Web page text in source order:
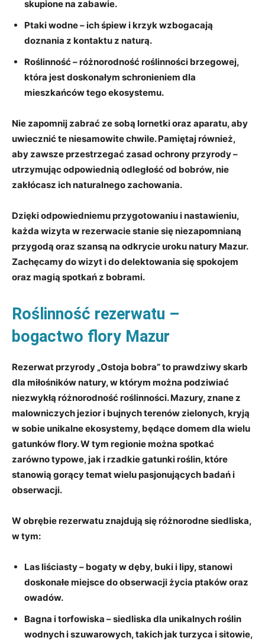
skupione na zabawie.
Ptaki wodne– ich śpiew i krzyk wzbogacają
doznania z kontaktu z naturą.
Roślinność– różnorodność roślinności brzegowej,
która jest doskonałym schronieniem dla
mieszkańców tego ekosystemu.
Nie zapomnij zabrać ze sobą lornetki oraz aparatu, aby
uwiecznić te niesamowite chwile. Pamiętaj również,
aby zawsze przestrzegać zasad ochrony przyrody –
utrzymując odpowiednią odległość od bobrów, nie
zakłócasz ich naturalnego zachowania.
Dzięki odpowiedniemu przygotowaniu i nastawieniu,
każda wizyta w rezerwacie stanie się niezapomnianą
przygodą oraz szansą na odkrycie uroku natury Mazur.
Zachęcamy do wizyt i do delektowania się spokojem
oraz magią spotkań z bobrami.
Roślinność rezerwatu –
bogactwo flory Mazur
Rezerwat przyrody „Ostoja bobra” to prawdziwy skarb
dla miłośników natury, w którym można podziwiać
niezwykłą różnorodność roślinności. Mazury, znane z
malowniczych jezior i bujnych terenów zielonych, kryją
w sobie unikalne ekosystemy, będące domem dla wielu
gatunków flory. W tym regionie można spotkać
zarówno typowe, jak i rzadkie gatunki roślin, które
stanowią gorący temat wielu pasjonujących badań i
obserwacji.
W obrębie rezerwatu znajdują się różnorodne siedliska,
w tym:
Las liściasty– bogaty w dęby, buki i lipy, stanowi
doskonałe miejsce do obserwacji życia ptaków oraz
owadów.
Bagna i torfowiska – siedliska dla unikalnych roślin
wodnych i szuwarowych, takich jak turzyca i sitowie,